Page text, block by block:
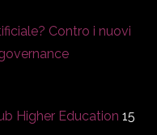
Contro i nuovi
Higher Education 15